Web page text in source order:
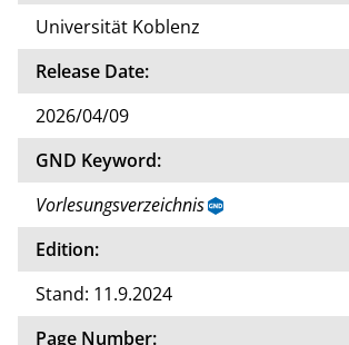
Universität Koblenz
Release Date:
2026/04/09
GND Keyword:
Vorlesungsverzeichnis
Edition:
Stand: 11.9.2024
Page Number: